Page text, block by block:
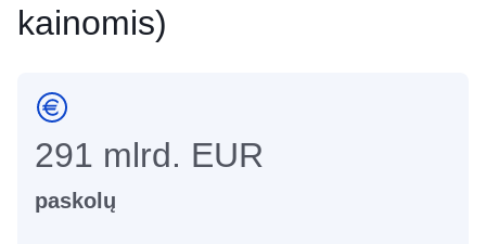
kainomis)
291 mlrd. EUR
paskolų